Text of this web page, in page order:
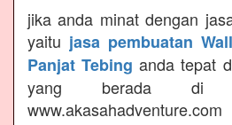
jika anda minat dengan
yaitu jasa pembuatan
Panjat Tebing anda tepat
yang berada di